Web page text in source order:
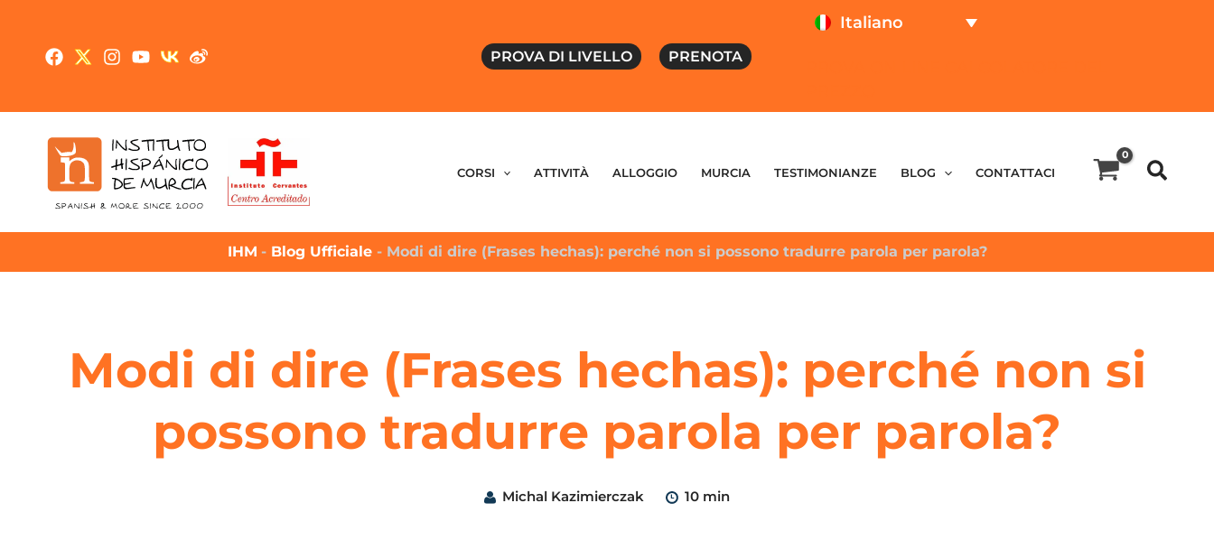
PROVA DI LIVELLO PRENOTA
Italiano
CORSI ATTIVITÀ ALLOGGIO MURCIA TESTIMONIANZE BLOG CONTATTACI
IHM - Blog Ufficiale - Modi di dire (Frases hechas): perché non si possono tradurre parola per parola?
Modi di dire (Frases hechas): perché non si
possono tradurre parola per parola?
Michal Kazimierczak 10 min